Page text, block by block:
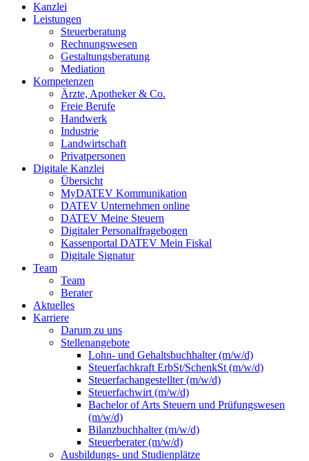
Kanzlei
Leistungen
Steuerberatung
Rechnungswesen
Gestaltungsberatung
Mediation
Kompetenzen
Ärzte, Apotheker & Co.
Freie Berufe
Handwerk
Industrie
Landwirtschaft
Privatpersonen
Digitale Kanzlei
Übersicht
MyDATEV Kommunikation
DATEV Unternehmen online
DATEV Meine Steuern
Digitaler Personalfragebogen
Kassenportal DATEV Mein Fiskal
Digitale Signatur
Team
Team
Berater
Aktuelles
Karriere
Darum zu uns
Stellenangebote
Lohn- und Gehaltsbuchhalter (m/w/d)
Steuerfachkraft ErbSt/SchenkSt (m/w/d)
Steuerfachangestellter (m/w/d)
Steuerfachwirt (m/w/d)
Bachelor of Arts Steuern und Prüfungswesen
(m/w/d)
Bilanzbuchhalter (m/w/d)
Steuerberater (m/w/d)
Ausbildungs- und Studienplätze